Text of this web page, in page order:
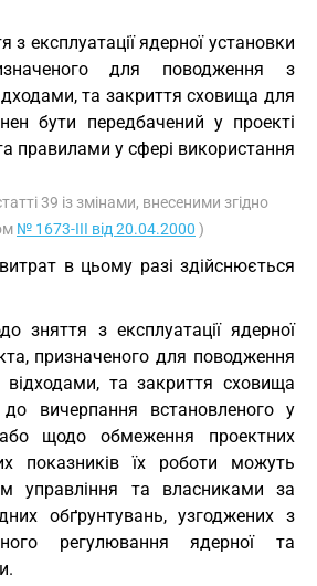
з експлуатації ядерної установки
для поводження з
та закриття сховища для
бути передбачений у проекті
правилами у сфері використання
39 із змінами, внесеними згідно
№ 1673-III від 20.04.2000 )
в цьому разі здійснюється
зняття з експлуатації ядерної
призначеного для поводження
відходами, та закриття сховища
вичерпання встановленого у
або щодо обмеження проектних
показників їх роботи можуть
управління та власниками за
обґрунтувань, узгоджених з
регулювання ядерної та